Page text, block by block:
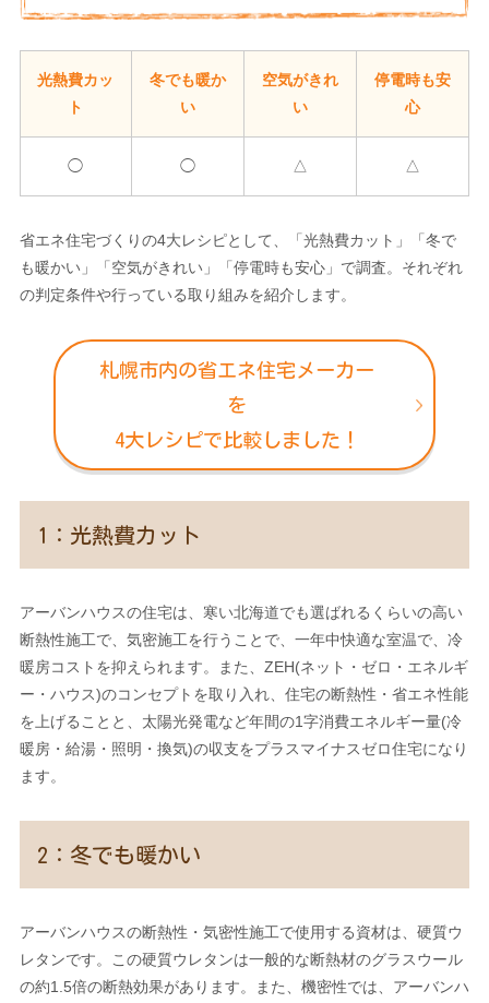
光熱費カッ
ト
冬でも暖か
い
空気がきれ
い
停電時も安
心
◯ ◯ △ △
省エネ住宅づくりの4大レシピとして、「光熱費カット」「冬で
も暖かい」「空気がきれい」「停電時も安心」で調査。それぞれ
の判定条件や行っている取り組みを紹介します。
札幌市内の省エネ住宅メーカー
を
4大レシピで比較しました！
1：光熱費カット
アーバンハウスの住宅は、寒い北海道でも選ばれるくらいの高い
断熱性施工で、気密施工を行うことで、一年中快適な室温で、冷
暖房コストを抑えられます。また、ZEH(ネット・ゼロ・エネルギ
ー・ハウス)のコンセプトを取り入れ、住宅の断熱性・省エネ性能
を上げることと、太陽光発電など年間の1字消費エネルギー量(冷
暖房・給湯・照明・換気)の収支をプラスマイナスゼロ住宅になり
ます。
2：冬でも暖かい
アーバンハウスの断熱性・気密性施工で使用する資材は、硬質ウ
レタンです。この硬質ウレタンは一般的な断熱材のグラスウール
の約1.5倍の断熱効果があります。また、機密性では、アーバンハ